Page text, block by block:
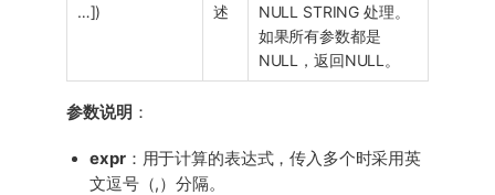
…​])
述
NULL STRING 处理。
如果所有参数都是
NULL，返回NULL。
参数说明 ：
expr：用于计算的表达式，传入多个时采用英
文逗号（,）分隔。